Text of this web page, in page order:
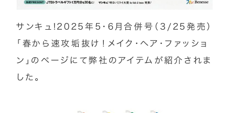
サンキュ!2025年5・6月合併号（3/25発売）
「春から速攻垢抜け！メイク・ヘア・ファッショ
ン」のページにて弊社のアイテムが紹介されま
した。